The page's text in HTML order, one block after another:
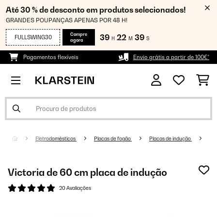
Até 30 % de desconto em produtos selecionados!
GRANDES POUPANÇAS APENAS POR 48 H!
FULLSWING30
Compre
agora
39 H 22 M 38 S
Pagamentos flexíveis Envio grátis a partir de 100€*
Eletrodomésticos Placas de fogão Placas de indução
Victoria de 60 cm placa de indução
20 Avaliações